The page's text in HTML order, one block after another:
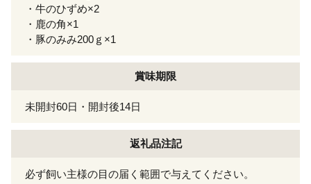
・牛のひずめ×2
・鹿の角×1
・豚のみみ200ｇ×1
賞味期限
未開封60日・開封後14日
返礼品注記
必ず飼い主様の目の届く範囲で与えてください。